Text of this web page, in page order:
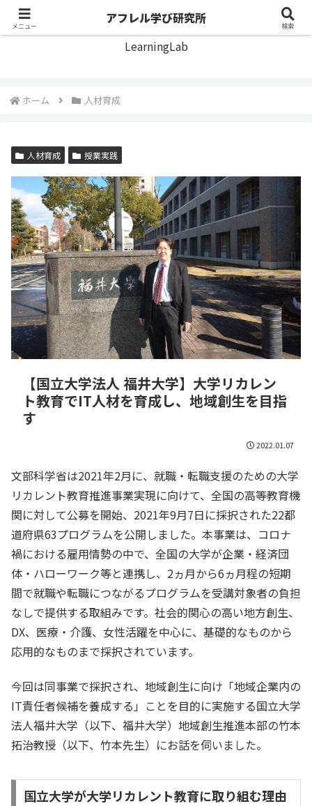
アフレル学び研究所
LearningLab
ホーム 人材育成
人材育成 授業実践
【国立大学法人 福井大学】大学リカレン
ト教育でIT人材を育成し、地域創生を目指
す
2022.01.07
文部科学省は2021年2月に、就職・転職支援のための大学
リカレント教育推進事業実現に向けて、全国の高等教育機
関に対して公募を開始、2021年9月7日に採択された22都
道府県63プログラムを公開しました。本事業は、コロナ
禍における雇用情勢の中で、全国の大学が企業・経済団
体・ハローワーク等と連携し、2ヵ月から6ヵ月程の短期
間で就職や転職につながるプログラムを受講対象者の負担
なしで提供する取組みです。社会的関心の高い地方創生、
DX、医療・介護、女性活躍を中心に、基礎的なものから
応用的なものまで採択されています。
今回は同事業で採択され、地域創生に向け「地域企業内の
IT責任者候補を養成する」ことを目的に実施する国立大学
法人福井大学（以下、福井大学）地域創生推進本部の竹本
拓治教授（以下、竹本先生）にお話を伺いました。
国立大学が大学リカレント教育に取り組む理由
メニュー
アフレル学び研究所
検索